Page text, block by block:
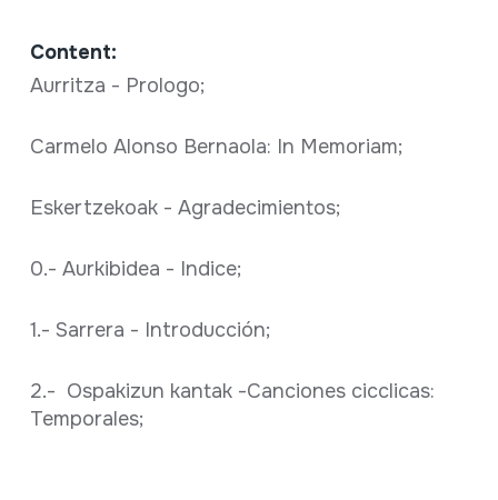
Content:
Aurritza - Prologo;
Carmelo Alonso Bernaola: In Memoriam;
Eskertzekoak - Agradecimientos;
0.- Aurkibidea - Indice;
1.- Sarrera - Introducción;
2.- Ospakizun kantak -Canciones cicclicas:
Temporales;